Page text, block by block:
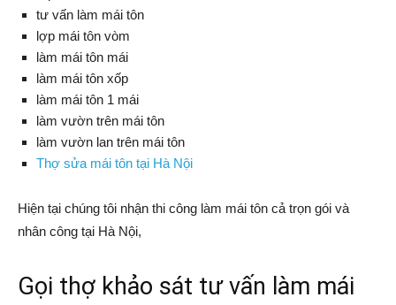
tư vấn làm mái tôn
lợp mái tôn vòm
làm mái tôn mái
làm mái tôn xốp
làm mái tôn 1 mái
làm vườn trên mái tôn
làm vườn lan trên mái tôn
Thợ sửa mái tôn tại Hà Nội
Hiện tại chúng tôi nhận thi công làm mái tôn cả trọn gói và
nhân công tại Hà Nội,
Gọi thợ khảo sát tư vấn làm mái